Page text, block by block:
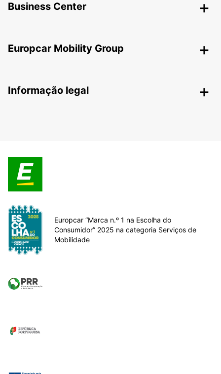
Business Center
Europcar Mobility Group
Informação legal
Europcar “Marca n.º 1 na Escolha do
Consumidor” 2025 na categoria Serviços de
Mobilidade